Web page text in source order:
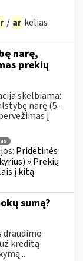
/ ar kelias
narę,
prekių
skelbiama:
narę (5-
į
Pridėtinės
» Prekių
į kitą
sumą?
draudimo
kreditą